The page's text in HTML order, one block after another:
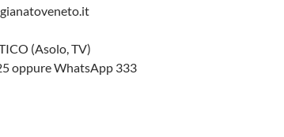
(Asolo, TV)
oppure WhatsApp 333